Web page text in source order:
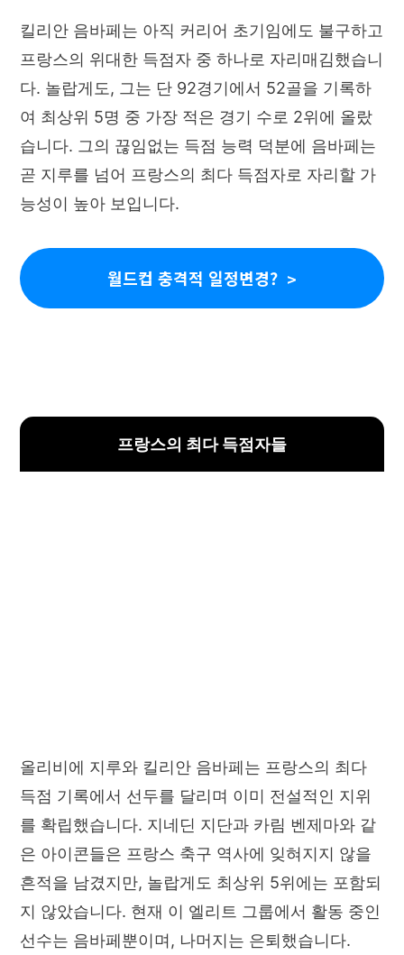
킬리안 음바페는 아직 커리어 초기임에도 불구하고
프랑스의 위대한 득점자 중 하나로 자리매김했습니
다. 놀랍게도, 그는 단 92경기에서 52골을 기록하
여 최상위 5명 중 가장 적은 경기 수로 2위에 올랐
습니다. 그의 끊임없는 득점 능력 덕분에 음바페는
곧 지루를 넘어 프랑스의 최다 득점자로 자리할 가
능성이 높아 보입니다.
월드컵 충격적 일정변경?
프랑스의 최다 득점자들
올리비에 지루와 킬리안 음바페는 프랑스의 최다
득점 기록에서 선두를 달리며 이미 전설적인 지위
를 확립했습니다. 지네딘 지단과 카림 벤제마와 같
은 아이콘들은 프랑스 축구 역사에 잊혀지지 않을
흔적을 남겼지만, 놀랍게도 최상위 5위에는 포함되
지 않았습니다. 현재 이 엘리트 그룹에서 활동 중인
선수는 음바페뿐이며, 나머지는 은퇴했습니다.